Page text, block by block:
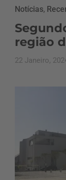
Notícias,
região
22 Janeiro,